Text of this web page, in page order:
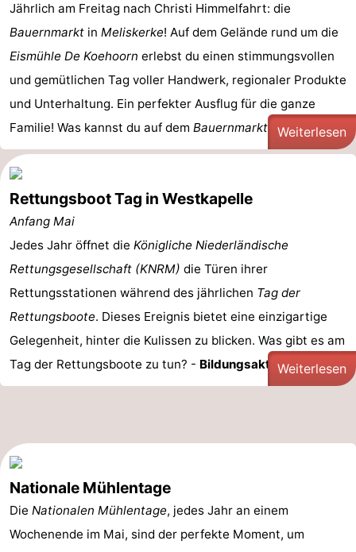
Jährlich am Freitag nach Christi Himmelfahrt: die
Bauernmarkt in Meliskerke! Auf dem Gelände rund um die
Eismühle De Koehoorn erlebst du einen stimmungsvollen
und gemütlichen Tag voller Handwerk, regionaler Produkte
und Unterhaltung. Ein perfekter Ausflug für die ganze
Familie! Was kannst du auf dem Bauernmarkt ...Weiterlesen
Rettungsboot Tag in Westkapelle
Anfang Mai
Jedes Jahr öffnet die Königliche Niederländische
Rettungsgesellschaft (KNRM) die Türen ihrer
Rettungsstationen während des jährlichen Tag der
Rettungsboote. Dieses Ereignis bietet eine einzigartige
Gelegenheit, hinter die Kulissen zu blicken. Was gibt es am
Tag der Rettungsboote zu tun? - Bildungsaktivitäten: ...
Weiterlesen
Nationale Mühlentage
Die Nationalen Mühlentage, jedes Jahr an einem
Wochenende im Mai, sind der perfekte Moment, um